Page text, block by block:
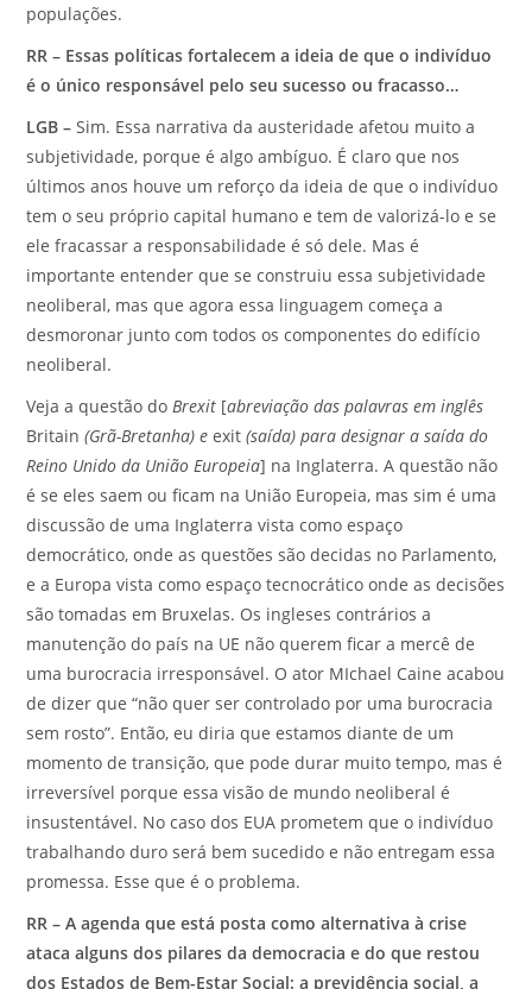
populações.
RR – Essas políticas fortalecem a ideia de que o indivíduo
é o único responsável pelo seu sucesso ou fracasso…
LGB – Sim. Essa narrativa da austeridade afetou muito a
subjetividade, porque é algo ambíguo. É claro que nos
últimos anos houve um reforço da ideia de que o indivíduo
tem o seu próprio capital humano e tem de valorizá-lo e se
ele fracassar a responsabilidade é só dele. Mas é
importante entender que se construiu essa subjetividade
neoliberal, mas que agora essa linguagem começa a
desmoronar junto com todos os componentes do edifício
neoliberal.
Veja a questão do Brexit [abreviação das palavras em inglês
Britain (Grã-Bretanha) eexit (saída) para designar a saída do
Reino Unido da União Europeia] na Inglaterra. A questão não
é se eles saem ou ficam na União Europeia, mas sim é uma
discussão de uma Inglaterra vista como espaço
democrático, onde as questões são decidas no Parlamento,
e a Europa vista como espaço tecnocrático onde as decisões
são tomadas em Bruxelas. Os ingleses contrários a
manutenção do país na UE não querem ficar a mercê de
uma burocracia irresponsável. O ator MIchael Caine acabou
de dizer que “não quer ser controlado por uma burocracia
sem rosto”. Então, eu diria que estamos diante de um
momento de transição, que pode durar muito tempo, mas é
irreversível porque essa visão de mundo neoliberal é
insustentável. No caso dos EUA prometem que o indivíduo
trabalhando duro será bem sucedido e não entregam essa
promessa. Esse que é o problema.
RR – A agenda que está posta como alternativa à crise
ataca alguns dos pilares da democracia e do que restou
dos Estados de Bem-Estar Social: a previdência social, a